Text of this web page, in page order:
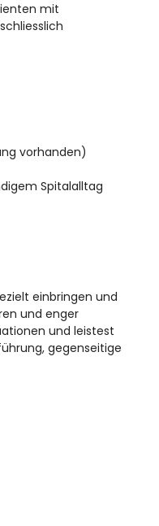
mit
vorhanden)
Spitalalltag
einbringen und
und enger
und leistest
gegenseitige